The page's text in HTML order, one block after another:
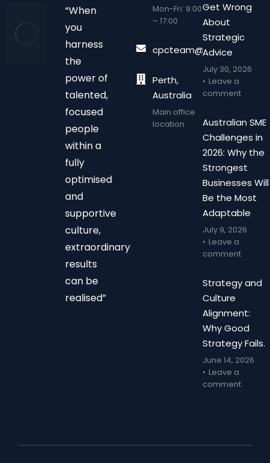
“When
you
harness
the
power of
talented,
focused
people
within a
fully
optimised
and
supportive
culture,
extraordinary
results
can be
realised”
Mon-Fri: 9:00
– 17:00
Perth,
Australia
Main office
location
Get Wrong
About
Strategic
Advice
July 30, 2026
Leave a
comment
Australian SME
Challenges in
2026: Why the
Strongest
Businesses Will
Be the Most
Adaptable
July 9, 2026
Leave a
comment
Strategy and
Culture
Alignment:
Why Good
Strategy Fails.
June 14, 2026
Leave a
comment